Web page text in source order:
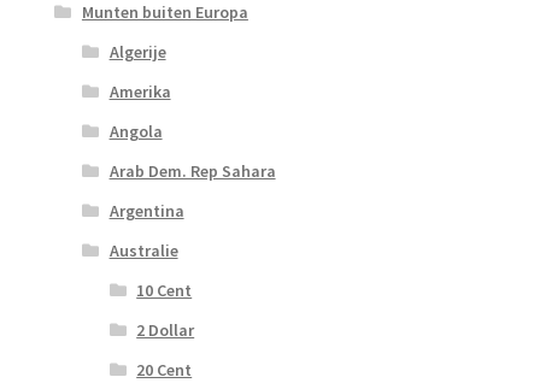
Munten buiten Europa
Algerije
Amerika
Angola
Arab Dem. Rep Sahara
Argentina
Australie
10 Cent
2 Dollar
20 Cent